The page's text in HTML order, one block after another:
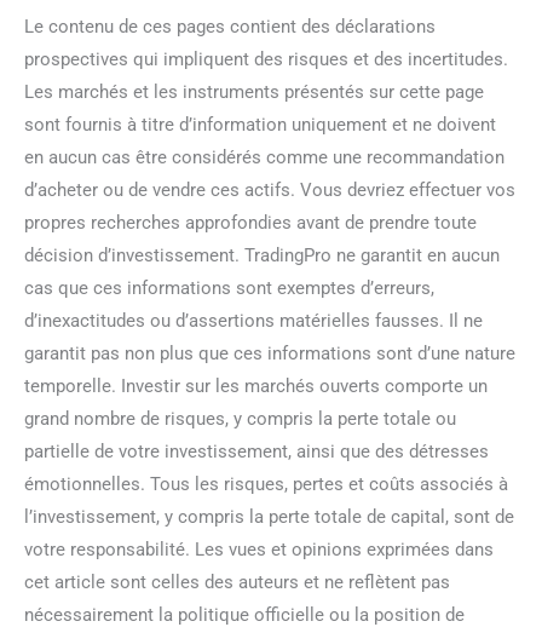
Le contenu de ces pages contient des déclarations
prospectives qui impliquent des risques et des incertitudes.
Les marchés et les instruments présentés sur cette page
sont fournis à titre d’information uniquement et ne doivent
en aucun cas être considérés comme une recommandation
d’acheter ou de vendre ces actifs. Vous devriez effectuer vos
propres recherches approfondies avant de prendre toute
décision d’investissement. TradingPro ne garantit en aucun
cas que ces informations sont exemptes d’erreurs,
d’inexactitudes ou d’assertions matérielles fausses. Il ne
garantit pas non plus que ces informations sont d’une nature
temporelle. Investir sur les marchés ouverts comporte un
grand nombre de risques, y compris la perte totale ou
partielle de votre investissement, ainsi que des détresses
émotionnelles. Tous les risques, pertes et coûts associés à
l’investissement, y compris la perte totale de capital, sont de
votre responsabilité. Les vues et opinions exprimées dans
cet article sont celles des auteurs et ne reflètent pas
nécessairement la politique officielle ou la position de